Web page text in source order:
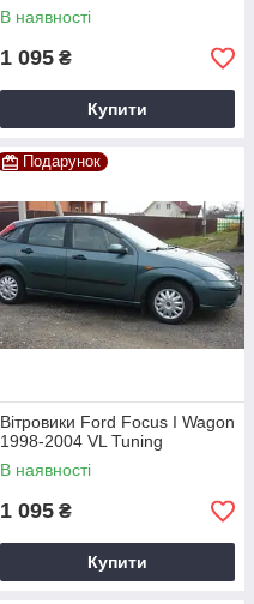
В наявності
1 095 ₴
Купити
Подарунок
Вітровики Ford Focus I Wagon
1998-2004 VL Tuning
В наявності
1 095 ₴
Купити